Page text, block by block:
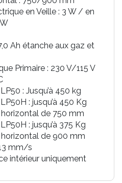
en Veille : 3 W / en
Ah étanche aux gaz et
Primaire : 230 V/115 V
: Jusqu’à 450 kg
: jusqu’à 450 Kg
de 750 mm
: jusqu’à 375 Kg
de 900 mm
mm/s
intérieur uniquement